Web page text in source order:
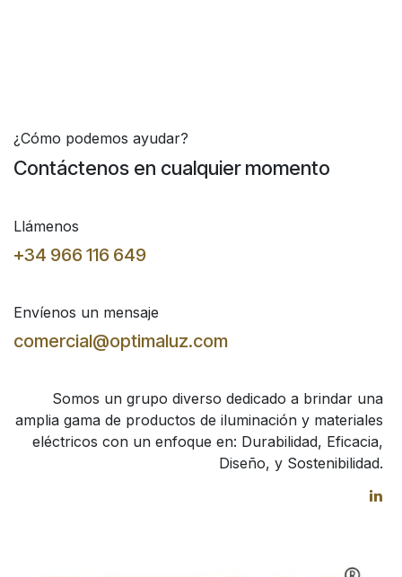
¿Cómo podemos ayudar?
Contáctenos en cualquier momento
Llámenos
+34 966 116 649
Envíenos un mensaje
comercial@optimaluz.com
Somos un grupo diverso dedicado a brindar una
amplia gama de productos de iluminación y materiales
eléctricos con un enfoque en: Durabilidad, Eficacia,
Diseño, y Sostenibilidad.